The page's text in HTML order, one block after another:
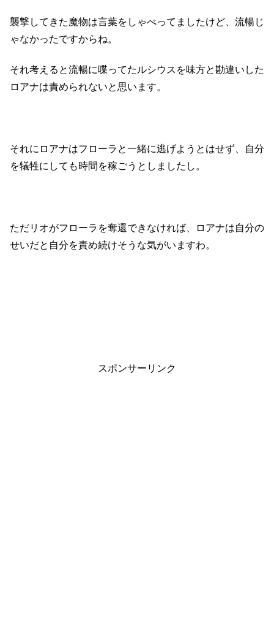
襲撃してきた魔物は言葉をしゃべってましたけど、流暢じ
ゃなかったですからね。
それ考えると流暢に喋ってたルシウスを味方と勘違いした
ロアナは責められないと思います。
それにロアナはフローラと一緒に逃げようとはせず、自分
を犠牲にしても時間を稼ごうとしましたし。
ただリオがフローラを奪還できなければ、ロアナは自分の
せいだと自分を責め続けそうな気がいますわ。
スポンサーリンク